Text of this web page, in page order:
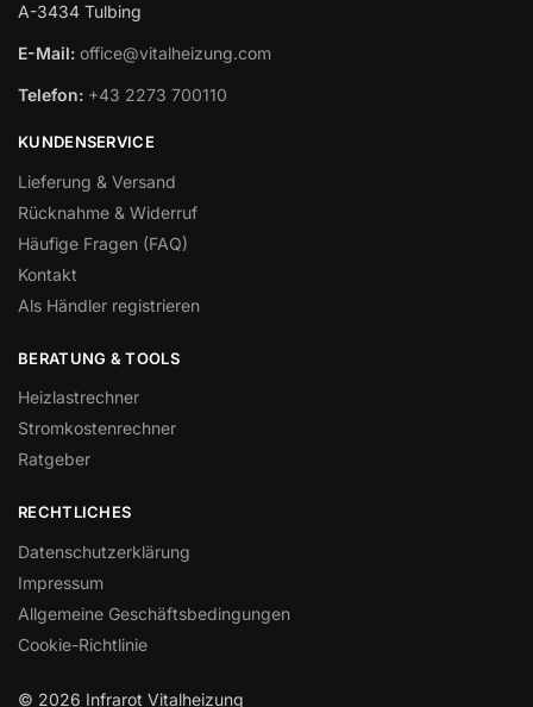
A-3434 Tulbing
E-Mail: office@vitalheizung.com
Telefon: +43 2273 700110
KUNDENSERVICE
Lieferung & Versand
Rücknahme & Widerruf
Häufige Fragen (FAQ)
Kontakt
Als Händler registrieren
BERATUNG & TOOLS
Heizlastrechner
Stromkostenrechner
Ratgeber
RECHTLICHES
Datenschutzerklärung
Impressum
Allgemeine Geschäftsbedingungen
Cookie-Richtlinie
© 2026 Infrarot Vitalheizung